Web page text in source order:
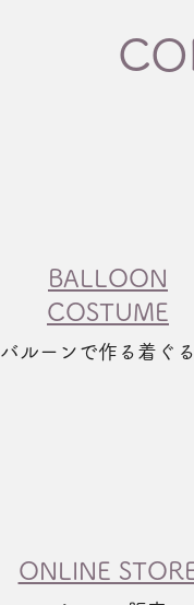
BALLOON
COSTUME
バルーンで作る着ぐ
​ONLINE